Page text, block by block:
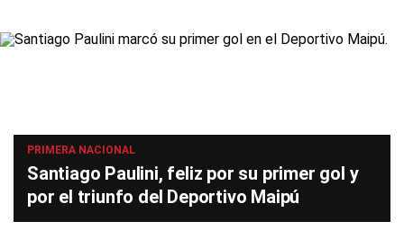
PRIMERA NACIONAL
Santiago Paulini, feliz por su primer gol y
por el triunfo del Deportivo Maipú